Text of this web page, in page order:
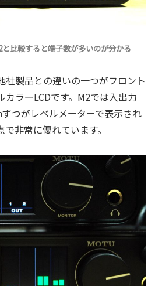
比較すると端子数が多いのが分かる
社製品との違いの一つがフロント
ラーLCDです。M2では入出力
つがレベルメーターで表示され
非常に優れています。